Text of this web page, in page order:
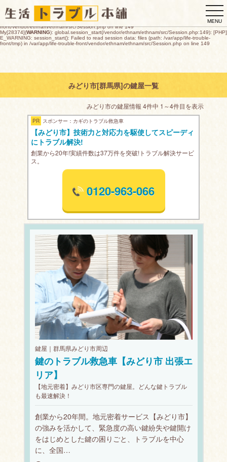
E_WARNING: session_start(): open(/var/app/life-trouble-
front/tmp/sess_c9ef8988cfb1ccda46d465447f1cec331c14b83cfdca3c4ac2e2c5894e02cdca,
O_RDWR) failed: デバイスに空き領域がありません (28) in /var/app/life-trouble-
front/vendor/ethnam/ethnam/src/Session.php on line 149
My[28374](WARNING): global.session_start(/vendor/ethnam/ethnam/src/Session.php:149): [PHP]
E_WARNING: session_start(): Failed to read session data: files (path: /var/app/life-trouble-
front/tmp) in /var/app/life-trouble-front/vendor/ethnam/ethnam/src/Session.php on line 149
MENU
みどり市[群馬県]の鍵屋一覧
みどり市の鍵屋情報 4件中 1～4件目を表示
PR スポンサー：カギのトラブル救急車
【みどり市】技術力と対応力を駆使してスピーディ
にトラブル解決!
創業から20年!実績件数は37万件を突破!トラブル解決サービ
ス。
0120-963-066
鍵屋｜群馬県みどり市周辺
鍵のトラブル救急車【みどり市 出張エ
リア】
【地元密着】みどり市区専門の鍵屋。どんな鍵トラブル
も最速解決！
創業から20年間。地元密着サービス【みどり市】
の強みを活かして、緊急度の高い鍵紛失や鍵開け
をはじめとした鍵の困りごと、トラブルを中心
に、全国…